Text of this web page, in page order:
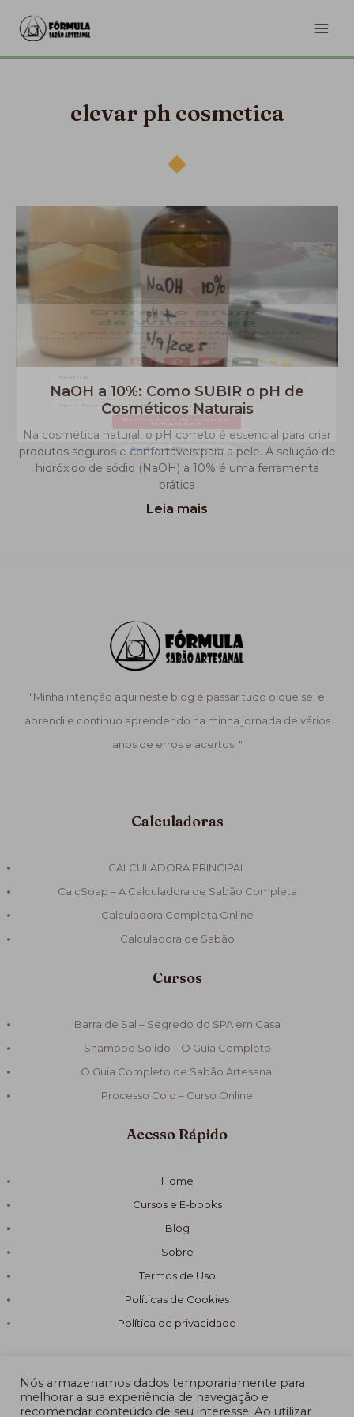
para
o
elevar ph cosmetica
NaOH a 10%: Como SUBIR o pH de
Cosméticos Naturais
Na cosmética natural, o pH correto é essencial para criar
produtos seguros e confortáveis para a pele. A solução de
hidróxido de sódio (NaOH) a 10% é uma ferramenta
prática
Leia mais
"Minha intenção aqui neste blog é passar tudo o que sei e
aprendi e continuo aprendendo na minha jornada de vários
anos de erros e acertos. "
Calculadoras
CALCULADORA PRINCIPAL
CalcSoap – A Calculadora de Sabão Completa
Calculadora Completa Online
Calculadora de Sabão
Cursos
Barra de Sal – Segredo do SPA em Casa
Shampoo Solido – O Guia Completo
O Guia Completo de Sabão Artesanal
Processo Cold – Curso Online
Acesso Rápido
Home
Cursos e E-books
Blog
Sobre
Termos de Uso
Políticas de Cookies
Política de privacidade
Nós armazenamos dados temporariamente para
melhorar a sua experiência de navegação e
recomendar conteúdo de seu interesse. Ao utilizar